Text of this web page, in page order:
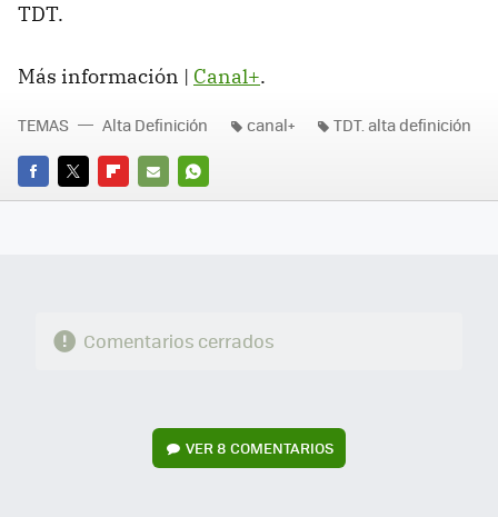
TDT.
Más información | Canal+.
FACEBOOK
TWITTERFLIPBOARD
E-
WHATSAPP
TEMAS Alta Definición canal+ TDT. alta definición
Comentarios cerrados
VER8 COMENTARIOS